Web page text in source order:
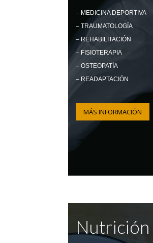
– MEDICINA DEPORTIVA
– TRAUMATOLOGÍA
– REHABILITACIÓN
– FISIOTERAPIA
– OSTEOPATÍA
– READAPTACIÓN
MÁS INFORMACIÓN
Nutrición